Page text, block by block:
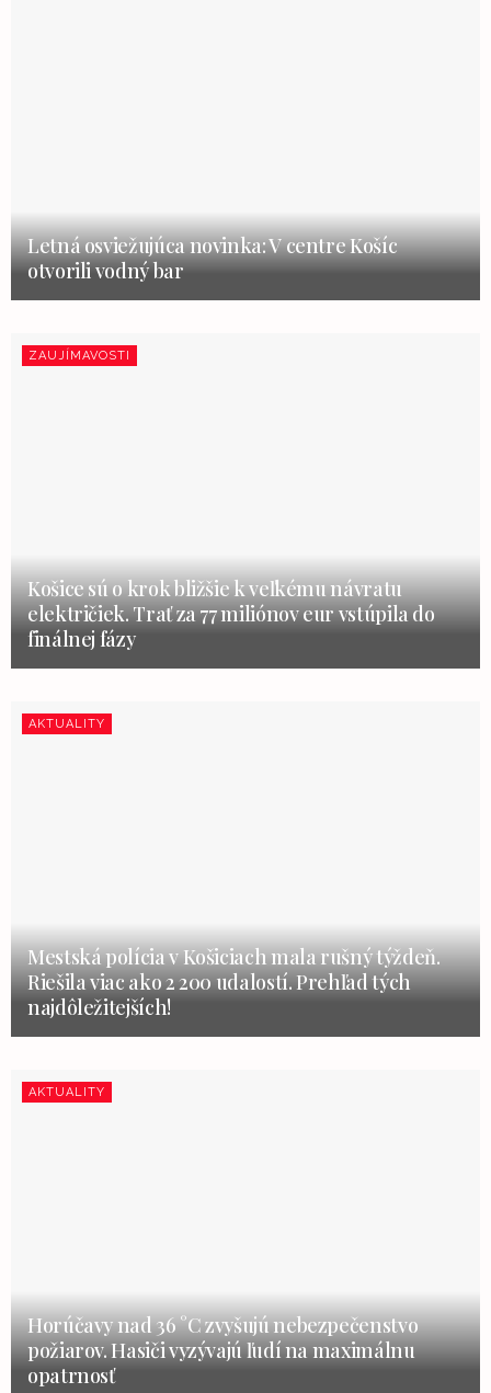
Letná osviežujúca novinka: V centre Košíc
otvorili vodný bar
ZAUJÍMAVOSTI
Košice sú o krok bližšie k veľkému návratu
električiek. Trať za 77 miliónov eur vstúpila do
finálnej fázy
AKTUALITY
Mestská polícia v Košiciach mala rušný týždeň.
Riešila viac ako 2 200 udalostí. Prehľad tých
najdôležitejších!
AKTUALITY
Horúčavy nad 36 °C zvyšujú nebezpečenstvo
požiarov. Hasiči vyzývajú ľudí na maximálnu
opatrnosť